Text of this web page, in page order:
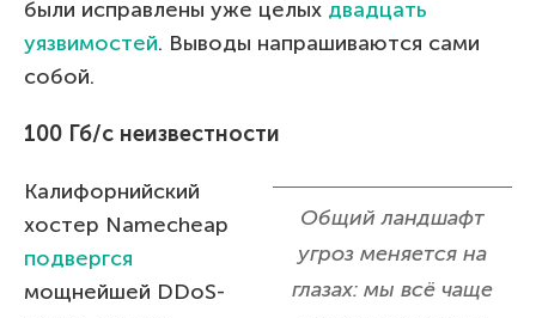
были исправлены уже целых двадцать
уязвимостей. Выводы напрашиваются сами
собой.
100 Гб/c неизвестности
Общий ландшафт
угроз меняется на
глазах: мы всё чаще
Калифорнийский
хостер Namecheap
подвергся
мощнейшей DDoS-